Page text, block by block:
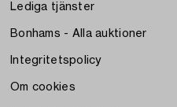
Lediga tjänster
Bonhams - Alla auktioner
Integritetspolicy
Om cookies